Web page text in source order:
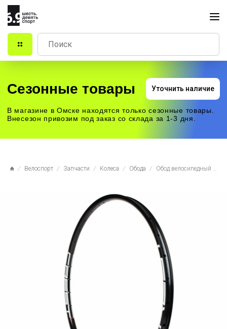
Сезонные товары
В магазине в Омске находятся только сезонные товары.
Внесезон привозим под заказ со склада за 1-3 дня.
Велоспорт Запчасти Колеса Обода Обод велосипедный 29" BlackJack 30 Ready, 32H, черный, RTCT90011